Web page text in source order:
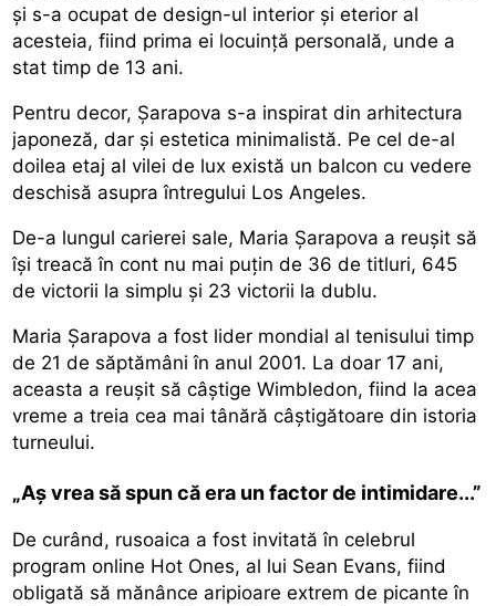
și s-a ocupat de design-ul interior și eterior al
acesteia, fiind prima ei locuință personală, unde a
stat timp de 13 ani.
Pentru decor, Șarapova s-a inspirat din arhitectura
japoneză, dar și estetica minimalistă. Pe cel de-al
doilea etaj al vilei de lux există un balcon cu vedere
deschisă asupra întregului Los Angeles.
De-a lungul carierei sale, Maria Șarapova a reușit să
își treacă în cont nu mai puțin de 36 de titluri, 645
de victorii la simplu și 23 victorii la dublu.
Maria Șarapova a fost lider mondial al tenisului timp
de 21 de săptămâni în anul 2001. La doar 17 ani,
aceasta a reușit să câștige Wimbledon, fiind la acea
vreme a treia cea mai tânără câștigătoare din istoria
turneului.
„Aș vrea să spun că era un factor de intimidare...”
De curând, rusoaica a fost invitată în celebrul
program online Hot Ones, al lui Sean Evans, fiind
obligată să mănânce aripioare extrem de picante în